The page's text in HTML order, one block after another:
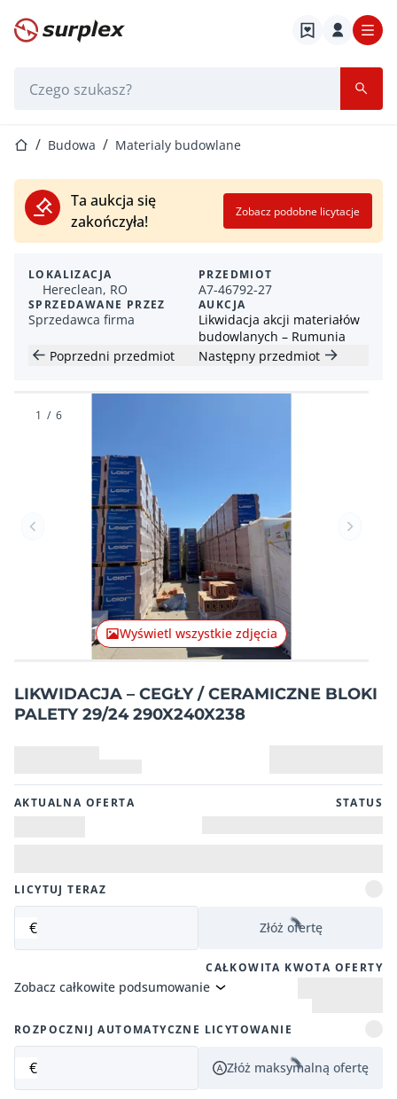
Strona główna
Strona główna
Budowa Materialy budowlane
Ta aukcja się
zakończyła!
Zobacz podobne licytacje
LOKALIZACJA
Hereclean, RO
SPRZEDAWANE PRZEZ
Sprzedawca firma
PRZEDMIOT
A7-46792-27
AUKCJA
Likwidacja akcji materiałów
budowlanych – Rumunia
Poprzedni przedmiot
Następny przedmiot
Poprzednia pozycja
Wyświetl wszystkie zdjęcia
1 / 6
LIKWIDACJA – CEGŁY / CERAMICZNE BLOKI
PALETY 29/24 290X240X238
AKTUALNA OFERTA STATUS
LICYTUJ TERAZ
€ Złóż ofertę
CAŁKOWITA KWOTA OFERTY
Zobacz całkowite podsumowanie
ROZPOCZNIJ AUTOMATYCZNE LICYTOWANIE
€ Złóż maksymalną ofertę